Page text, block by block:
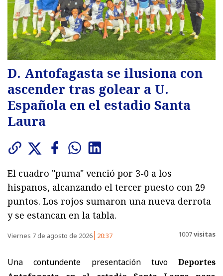
D. Antofagasta se ilusiona con
ascender tras golear a U.
Española en el estadio Santa
Laura
El cuadro "puma" venció por 3-0 a los
hispanos, alcanzando el tercer puesto con 29
puntos. Los rojos sumaron una nueva derrota
y se estancan en la tabla.
Viernes 7 de agosto de 2026 20:37 1007visitas
Una contundente presentación tuvo Deportes